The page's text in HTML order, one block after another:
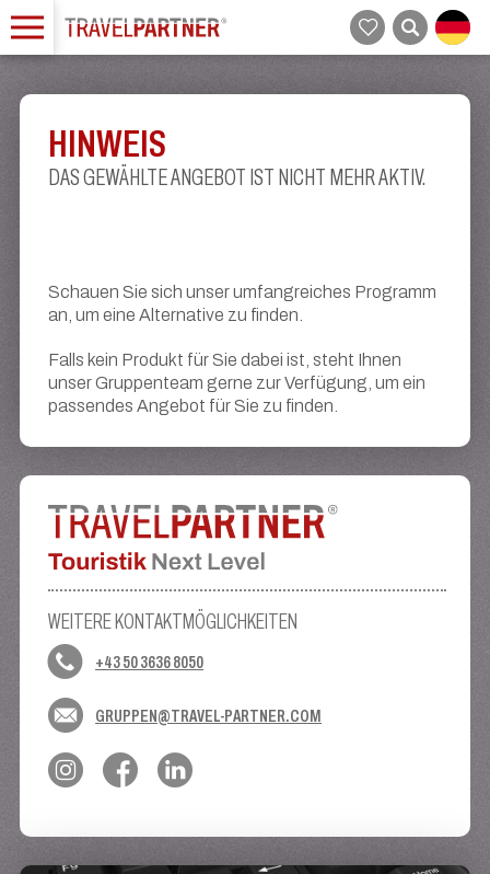
HINWEIS
DAS GEWÄHLTE ANGEBOT IST NICHT MEHR AKTIV.
Schauen Sie sich unser umfangreiches Programm
an, um eine Alternative zu finden.
Falls kein Produkt für Sie dabei ist, steht Ihnen
unser Gruppenteam gerne zur Verfügung, um ein
passendes Angebot für Sie zu finden.
WEITERE KONTAKTMÖGLICHKEITEN
+43 50 3636 8050
GRUPPEN@TRAVEL-PARTNER.COM